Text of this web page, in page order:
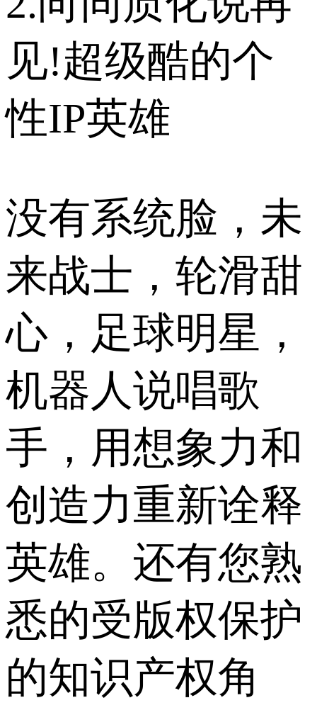
见!超级酷的个
性IP英雄
没有系统脸，未
来战士，轮滑甜
心，足球明星，
机器人说唱歌
手，用想象力和
创造力重新诠释
英雄。还有您熟
悉的受版权保护
的知识产权角